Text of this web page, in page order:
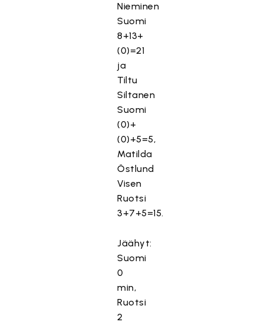
Nieminen
Suomi
8+13+
(0)=21
ja
Tiltu
Siltanen
Suomi
(0)+
(0)+5=5,
Matilda
Östlund
Visen
Ruotsi
3+7+5=15.
Jäähyt:
Suomi
0
min,
Ruotsi
2